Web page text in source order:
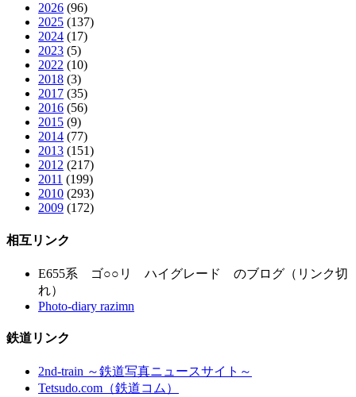
2026 (96)
2025 (137)
2024 (17)
2023 (5)
2022 (10)
2018 (3)
2017 (35)
2016 (56)
2015 (9)
2014 (77)
2013 (151)
2012 (217)
2011 (199)
2010 (293)
2009 (172)
相互リンク
E655系 ゴ○○リ ハイグレード のブログ（リンク切
れ）
Photo-diary razimn
鉄道リンク
2nd-train ～鉄道写真ニュースサイト～
Tetsudo.com（鉄道コム）